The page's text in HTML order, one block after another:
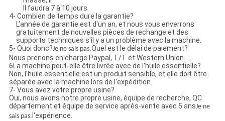
Il faudra 7 à 10 jours.
4- Combien de temps dure la garantie?
L'année de garantie est d'un an, et nous vous enverrons
gratuitement de nouvelles pièces de rechange et des
supports techniques s'il y a un problème avec la machine.
5- Quoi donc?Je ne sais pas.Quel est le délai de paiement?
Nous prenons en charge Paypal, T/T et Western Union.
6La machine peut-elle être livrée avec de l'huile essentielle?
Non, l'huile essentielle est un produit sensible, et elle doit être
séparée avec la machine lors de l'expédition.
7- Vous avez votre propre usine?
Oui, nous avons notre propre usine, équipe de recherche, QC
département et équipe de service après-vente avec 5 ansJe ne
sais pas. l'expérience.